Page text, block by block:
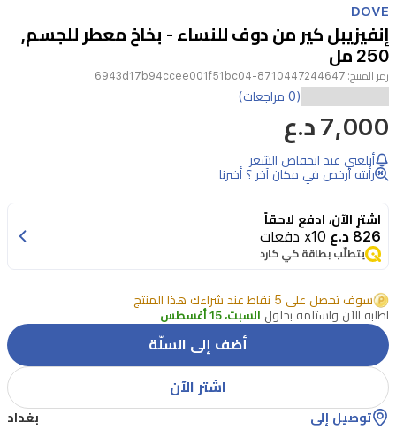
1
of
1
DOVE
إنفيزيبل كير من دوف للنساء - بخاخ معطر للجسم,
250 مل
رمز المنتج: 8710447244647-6943d17b94ccee001f51bc04
بحماية
موثوقة
وطويلة
مع
بخاخ
إنفيزيبل
كير
المضاد
للتعرق
برائحة
(0 مراجعات)
7,000 د.ع
أبلغني عند انخفاض السّعر
رأيته أرخص في مكان آخر ؟ أخبرنا
اشترِ الآن، ادفع لاحقاً
826 د.ع x10 دفعات
يتطلّب بطاقة كي كارد
سوف تحصل على 5 نقاط عند شراءك هذا المنتج
اطلبه الآن واستلمه بحلول السبت، 15 أغسطس
أضف إلى السلّة
اشتر الآن
توصيل إلى بغداد